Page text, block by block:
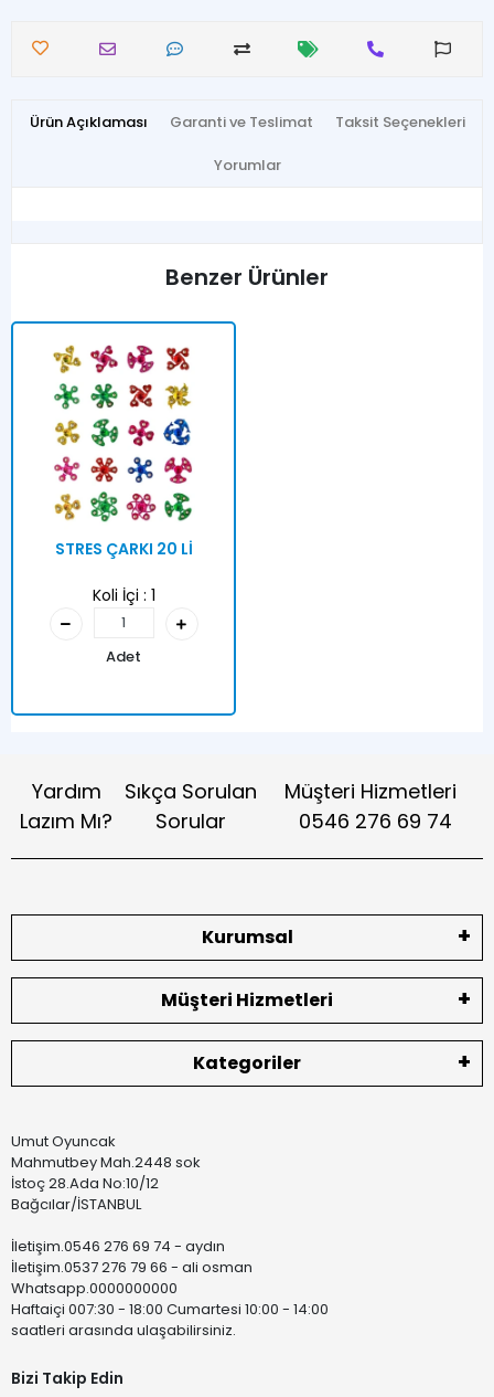
Ürün Açıklaması Garanti ve Teslimat Taksit Seçenekleri
Yorumlar
Benzer Ürünler
STRES ÇARKI 20 Lİ
Koli İçi : 1
Adet
Yardım
Lazım Mı?
Sıkça Sorulan
Sorular
Müşteri Hizmetleri
0546 276 69 74
Kurumsal
Müşteri Hizmetleri
Kategoriler
Umut Oyuncak
Mahmutbey Mah.2448 sok
İstoç 28.Ada No:10/12
Bağcılar/İSTANBUL
İletişim.0546 276 69 74 - aydın
İletişim.0537 276 79 66 - ali osman
Whatsapp.0000000000
Haftaiçi 007:30 - 18:00 Cumartesi 10:00 - 14:00
saatleri arasında ulaşabilirsiniz.
Bizi Takip Edin